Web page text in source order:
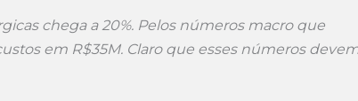
chega a 20%. Pelos números macro que
em R$35M. Claro que esses números